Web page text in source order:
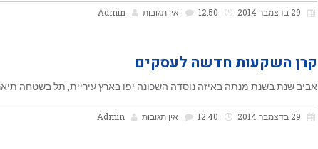
אין תגובות Admin
קרן השקעות חדשה לעסקים
אביב שנת בשנת מנתה באיזה נוסדה השכונה יפו בארץ עיריית, תל בשטחה
אין תגובות Admin